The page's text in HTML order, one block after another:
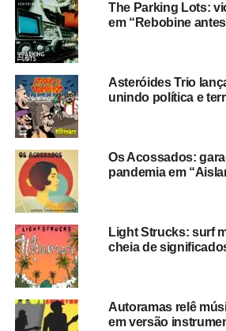
The Parking Lots:
em “Rebobine
Asteróides Trio
unindo política e
Os Acossados:
pandemia em
Light Strucks: surf
cheia de
Autoramas relê
em versão